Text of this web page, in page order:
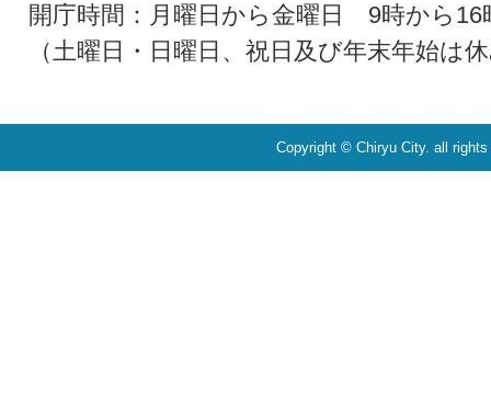
開庁時間：月曜日から金曜日 9時から16
（土曜日・日曜日、祝日及び年末年始は
Copyright © Chiryu City. all rights